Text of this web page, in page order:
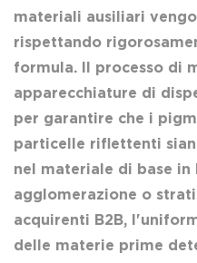
materiali ausiliari
rispettando
formula. Il processo di
apparecchiature di
per garantire che i
particelle riflettenti
nel materiale di base in
agglomerazione o
acquirenti B2B,
delle materie prime